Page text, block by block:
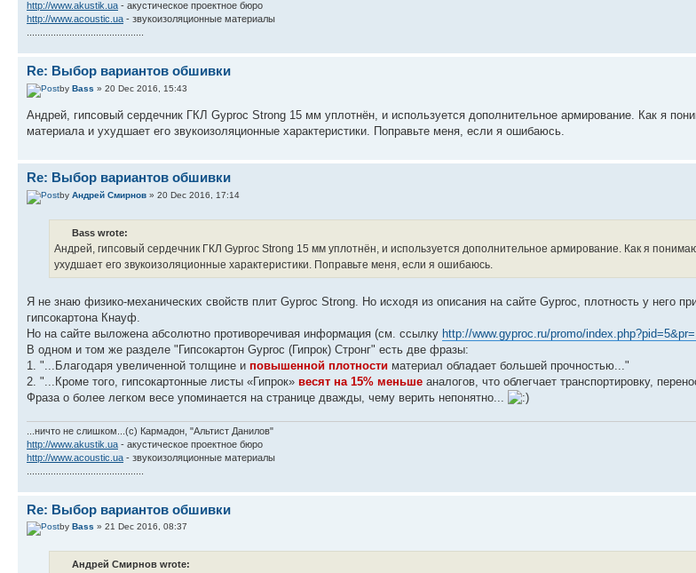
http://www.akustik.ua - акустическое проектное бюро
http://www.acoustic.ua - звукоизоляционные материалы
Re: Выбор вариантов обшивки
by Bass » 20 Dec 2016, 15:43
Андрей, гипсовый сердечник ГКЛ Gyproc Strong 15 мм уплотнён, и используется дополнительное армирование. Как я
материала и ухудшает его звукоизоляционные характеристики. Поправьте меня, если я ошибаюсь.
Re: Выбор вариантов обшивки
by Андрей Смирнов » 20 Dec 2016, 17:14
Bass wrote:
Андрей, гипсовый сердечник ГКЛ Gyproc Strong 15 мм уплотнён, и используется дополнительное армирование. Как я
ухудшает его звукоизоляционные характеристики. Поправьте меня, если я ошибаюсь.
Я не знаю физико-механических свойств плит Gyproc Strong. Но исходя из описания на сайте Gyproc, плотность у него
гипсокартона Кнауф.
Но на сайте выложена абсолютно противоречивая информация (см. ссылку http://www.gyproc.ru/promo/
В одном и том же разделе "Гипсокартон Gyproc (Гипрок) Стронг" есть две фразы:
1. "...Благодаря увеличенной толщине и повышенной плотности материал обладает большей прочностью..."
2. "...Кроме того, гипсокартонные листы «Гипрок» весят на 15% меньше аналогов, что облегчает транспортировку,
Фраза о более легком весе упоминается на странице дважды, чему верить непонятно...
...ничто не слишком...(с) Кармадон, "Альтист Данилов"
http://www.akustik.ua - акустическое проектное бюро
http://www.acoustic.ua - звукоизоляционные материалы
Re: Выбор вариантов обшивки
by Bass » 21 Dec 2016, 08:37
Андрей Смирнов wrote: